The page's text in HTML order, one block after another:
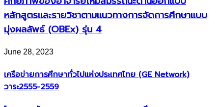
หลักสูตรและรายวิชาตามแนวทางการจัดการศึกษาแบบ
มุ่งผลลัพธ์ (OBEx) รุ่น 4
June 28, 2023
เครือข่ายการศึกษาทั่วไปแห่งประเทศไทย (GE Network)​
วาระ2555-2559